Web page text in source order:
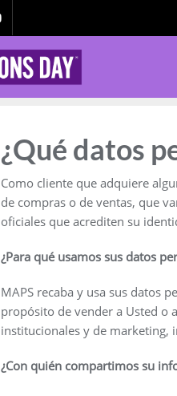
¿Qué datos
Como cliente que adquiere
de compras o de ventas, que
oficiales que acrediten su
¿Para qué usamos sus datos
MAPS recaba y usa sus datos
propósito de vender a Usted o
institucionales y de marketing,
¿Con quién compartimos su